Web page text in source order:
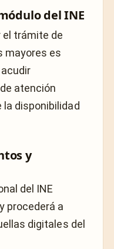
del INE
el trámite de
mayores es
atención
la disponibilidad
y
del INE
procederá a
digitales del